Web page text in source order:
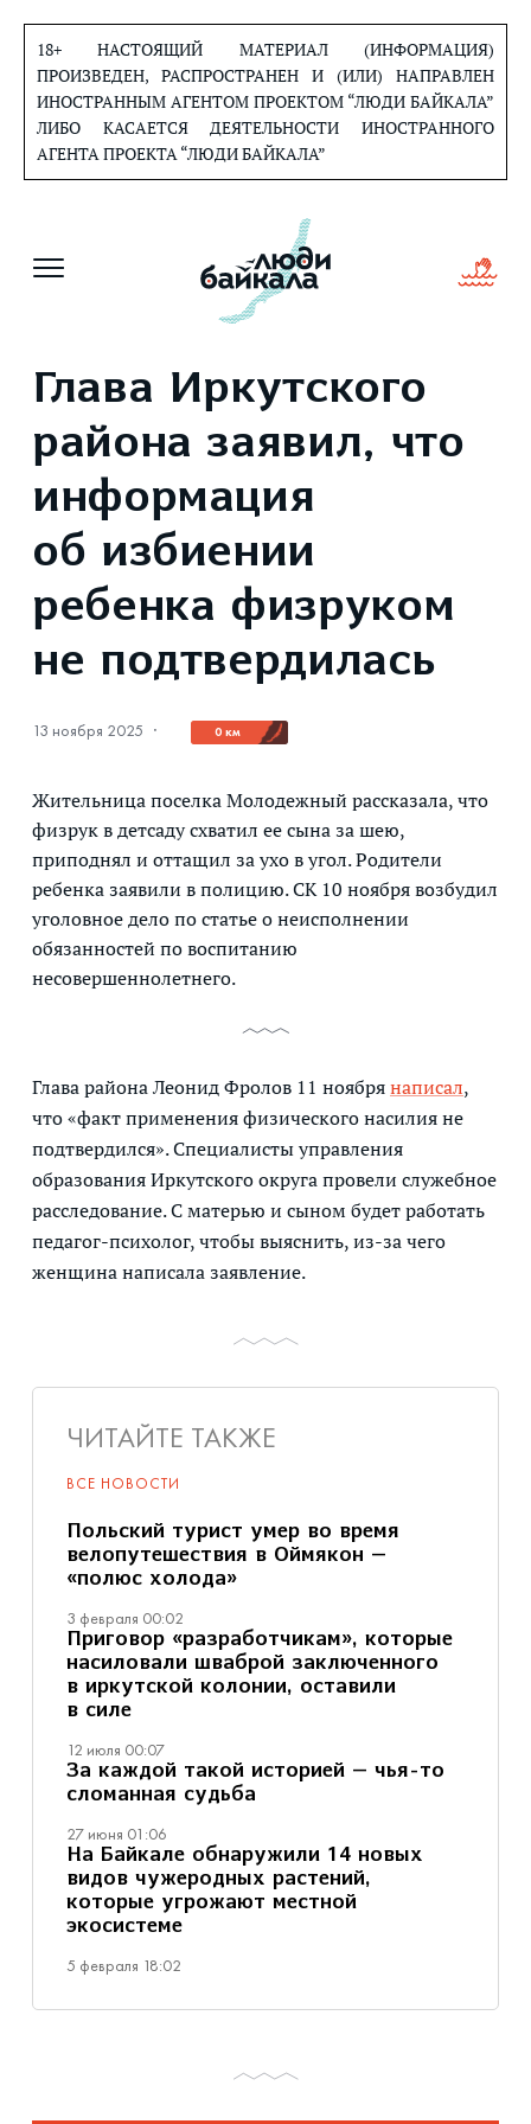
содержанию
18+ НАСТОЯЩИЙ МАТЕРИАЛ (ИНФОРМАЦИЯ)
ПРОИЗВЕДЕН, РАСПРОСТРАНЕН И (ИЛИ) НАПРАВЛЕН
ИНОСТРАННЫМ АГЕНТОМ ПРОЕКТОМ “ЛЮДИ БАЙКАЛА”
ЛИБО КАСАЕТСЯ ДЕЯТЕЛЬНОСТИ ИНОСТРАННОГО
АГЕНТА ПРОЕКТА “ЛЮДИ БАЙКАЛА”
Глава Иркутского
района заявил, что
информация
об избиении
ребенка физруком
не подтвердилась
13 ноября 2025 · 0 км
Жительница поселка Молодежный рассказала, что
физрук в детсаду схватил ее сына за шею,
приподнял и оттащил за ухо в угол. Родители
ребенка заявили в полицию. СК 10 ноября возбудил
уголовное дело по статье о неисполнении
обязанностей по воспитанию
несовершеннолетнего.
Глава района Леонид Фролов 11 ноябрянаписал,
что «факт применения физического насилия не
подтвердился». Специалисты управления
образования Иркутского округа провели служебное
расследование. С матерью и сыном будет работать
педагог-психолог, чтобы выяснить, из-за чего
женщина написала заявление.
ЧИТАЙТЕ ТАКЖЕ
ВСЕ НОВОСТИ
Польский турист умер во время
велопутешествия в Оймякон —
«полюс холода»
3 февраля 00:02
Приговор «разработчикам», которые
насиловали шваброй заключенного
в иркутской колонии, оставили
в силе
12 июля 00:07
За каждой такой историей — чья-то
сломанная судьба
27 июня 01:06
На Байкале обнаружили 14 новых
видов чужеродных растений,
которые угрожают местной
экосистеме
5 февраля 18:02